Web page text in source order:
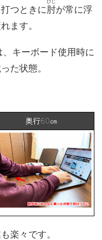
つときに肘
ひじ
が常に浮
ます。
キーボード使用時に
た状態。
奥行60㎝
楽々です。